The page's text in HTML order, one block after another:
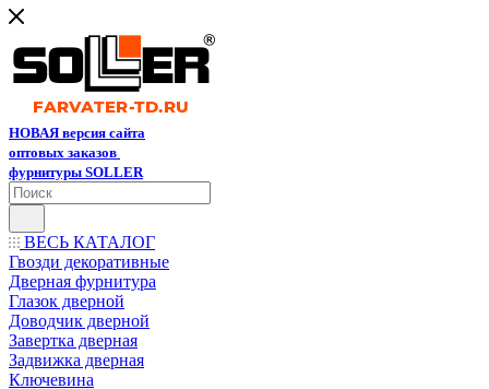
НОВАЯ версия сайта
оптовых заказов
фурнитуры SOLLER
ВЕСЬ КАТАЛОГ
Гвозди декоративные
Дверная фурнитура
Глазок дверной
Доводчик дверной
Завертка дверная
Задвижка дверная
Ключевина